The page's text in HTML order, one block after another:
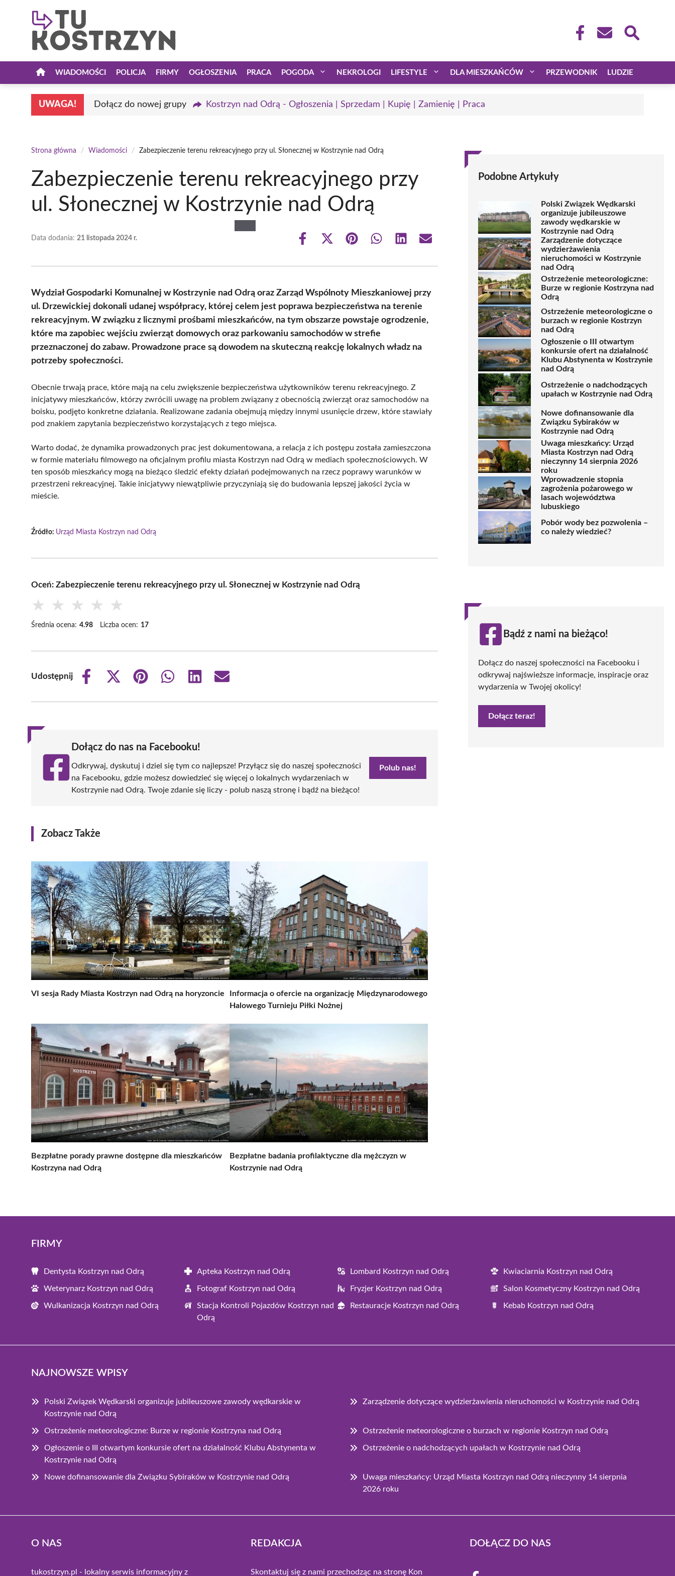
WIADOMOŚCI POLICJA FIRMY OGŁOSZENIA PRACA POGODA NEKROLOGI LIFESTYLE DLA MIESZKAŃCÓW PRZEWODNIK LUDZIE
UWAGA! Dołącz do nowej grupy Kostrzyn nad Odrą - Ogłoszenia | Sprzedam | Kupię | Zamienię | Praca
Strona główna / Wiadomości / Zabezpieczenie terenu rekreacyjnego przy ul. Słonecznej w Kostrzynie nad Odrą
Zabezpieczenie terenu rekreacyjnego przy
ul. Słonecznej w Kostrzynie nad Odrą
Data dodania: 21 listopada 2024 r.
Share
Share
(Twitter)
Share Share Share Share
Wydział Gospodarki Komunalnej w Kostrzynie nad Odrą oraz Zarząd Wspólnoty Mieszkaniowej przy
ul. Drzewickiej dokonali udanej współpracy, której celem jest poprawa bezpieczeństwa na terenie
rekreacyjnym. W związku z licznymi prośbami mieszkańców, na tym obszarze powstaje ogrodzenie,
które ma zapobiec wejściu zwierząt domowych oraz parkowaniu samochodów w strefie
przeznaczonej do zabaw. Prowadzone prace są dowodem na skuteczną reakcję lokalnych władz na
potrzeby społeczności.
Obecnie trwają prace, które mają na celu zwiększenie bezpieczeństwa użytkowników terenu rekreacyjnego. Z
inicjatywy mieszkańców, którzy zwrócili uwagę na problem związany z obecnością zwierząt oraz samochodów na
boisku, podjęto konkretne działania. Realizowane zadania obejmują między innymi usunięcie drzew, które stawiały
pod znakiem zapytania bezpieczeństwo korzystających z tego miejsca.
Warto dodać, że dynamika prowadzonych prac jest dokumentowana, a relacja z ich postępu została zamieszczona
w formie materiału filmowego na oficjalnym profilu miasta Kostrzyn nad Odrą w mediach społecznościowych. W
ten sposób mieszkańcy mogą na bieżąco śledzić efekty działań podejmowanych na rzecz poprawy warunków w
przestrzeni rekreacyjnej. Takie inicjatywy niewątpliwie przyczyniają się do budowania lepszej jakości życia w
mieście.
Źródło: Urząd Miasta Kostrzyn nad Odrą
Oceń: Zabezpieczenie terenu rekreacyjnego przy ul. Słonecznej w Kostrzynie nad Odrą
★ ★ ★ ★ ★
Średnia ocena: 4.98 Liczba ocen: 17
Udostępnij
Share
Share
(Twitter)
Share
Share
Share
Share
Dołącz do nas na Facebooku!
Odkrywaj, dyskutuj i dziel się tym co najlepsze! Przyłącz się do naszej społeczności
na Facebooku, gdzie możesz dowiedzieć się więcej o lokalnych wydarzeniach w
Kostrzynie nad Odrą. Twoje zdanie się liczy - polub naszą stronę i bądź na bieżąco!
Polub nas!
Zobacz Także
VI sesja Rady Miasta Kostrzyn nad Odrą na horyzoncie
Informacja o ofercie na organizację Międzynarodowego
Halowego Turnieju Piłki Nożnej
Bezpłatne porady prawne dostępne dla mieszkańców
Kostrzyna nad Odrą
Bezpłatne badania profilaktyczne dla mężczyzn w
Kostrzynie nad Odrą
Podobne Artykuły
Polski Związek Wędkarski
organizuje jubileuszowe
zawody wędkarskie w
Kostrzynie nad Odrą
Zarządzenie dotyczące
wydzierżawienia
nieruchomości w Kostrzynie
nad Odrą
Ostrzeżenie meteorologiczne:
Burze w regionie Kostrzyna nad
Odrą
Ostrzeżenie meteorologiczne o
burzach w regionie Kostrzyn
nad Odrą
Ogłoszenie o III otwartym
konkursie ofert na działalność
Klubu Abstynenta w Kostrzynie
nad Odrą
Ostrzeżenie o nadchodzących
upałach w Kostrzynie nad Odrą
Nowe dofinansowanie dla
Związku Sybiraków w
Kostrzynie nad Odrą
Uwaga mieszkańcy: Urząd
Miasta Kostrzyn nad Odrą
nieczynny 14 sierpnia 2026
roku
Wprowadzenie stopnia
zagrożenia pożarowego w
lasach województwa
lubuskiego
Pobór wody bez pozwolenia –
co należy wiedzieć?
Bądź z nami na bieżąco!
Dołącz do naszej społeczności na Facebooku i
odkrywaj najświeższe informacje, inspiracje oraz
wydarzenia w Twojej okolicy!
Dołącz teraz!
FIRMY
Dentysta Kostrzyn nad Odrą Apteka Kostrzyn nad Odrą Lombard Kostrzyn nad Odrą Kwiaciarnia Kostrzyn nad Odrą
Weterynarz Kostrzyn nad Odrą Fotograf Kostrzyn nad Odrą Fryzjer Kostrzyn nad Odrą Salon Kosmetyczny Kostrzyn nad Odrą
Wulkanizacja Kostrzyn nad Odrą
Stacja Kontroli Pojazdów Kostrzyn nad
Odrą
Restauracje Kostrzyn nad Odrą Kebab Kostrzyn nad Odrą
NAJNOWSZE WPISY
Polski Związek Wędkarski organizuje jubileuszowe zawody wędkarskie w
Kostrzynie nad Odrą
Zarządzenie dotyczące wydzierżawienia nieruchomości w Kostrzynie nad Odrą
Ostrzeżenie meteorologiczne: Burze w regionie Kostrzyna nad Odrą Ostrzeżenie meteorologiczne o burzach w regionie Kostrzyn nad Odrą
Ogłoszenie o III otwartym konkursie ofert na działalność Klubu Abstynenta w
Kostrzynie nad Odrą
Ostrzeżenie o nadchodzących upałach w Kostrzynie nad Odrą
Nowe dofinansowanie dla Związku Sybiraków w Kostrzynie nad Odrą
Uwaga mieszkańcy: Urząd Miasta Kostrzyn nad Odrą nieczynny 14 sierpnia
2026 roku
O NAS
tukostrzyn.pl - lokalny serwis informacyjny z
REDAKCJA
Skontaktuj się z nami przechodząc na stronę Kon
DOŁĄCZ DO NAS